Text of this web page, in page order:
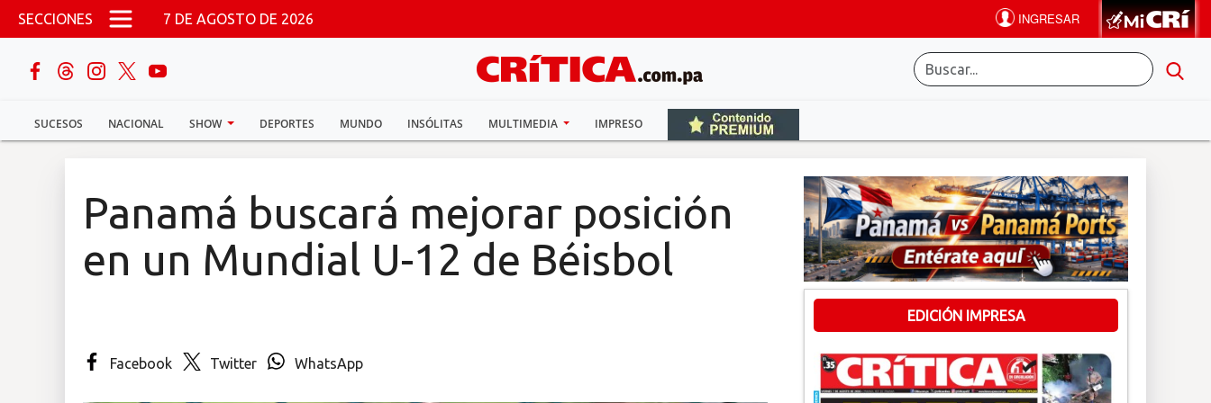
Pasar al contenido principal
SECCIONES 7 DE AGOSTO DE 2026
SUCESOS NACIONAL SHOW DEPORTES MUNDO INSÓLITAS MULTIMEDIA IMPRESO
buscar
Sucesos
Panamá buscará mejorar posición
en un Mundial U-12 de Béisbol
Facebook Twitter WhatsApp
EDICIÓN IMPRESA